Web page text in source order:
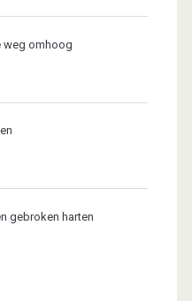
weg omhoog
gebroken harten